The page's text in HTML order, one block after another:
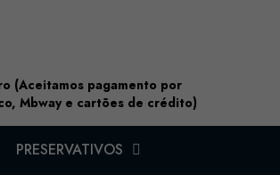
(Aceitamos pagamento por
Mbway e cartões de crédito)
PRESERVATIVOS